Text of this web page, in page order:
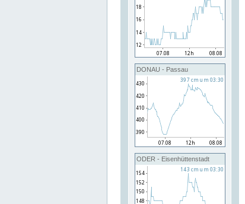
DONAU - Passau
ODER - Eisenhüttenstadt